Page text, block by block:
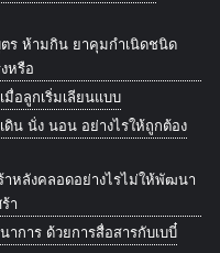
ห้ามกิน ยาคุมกำเนิดชนิด
หรือ
อลูกเริ่มเลียนแบบ
น นั่ง นอน อย่างไรให้ถูกต้อง
หลังคลอดอย่างไรไม่ให้พัฒนา
า
การ ด้วยการสื่อสารกับเบบี๋